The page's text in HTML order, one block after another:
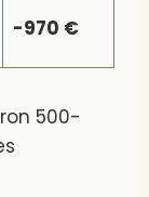
-970 €
500-